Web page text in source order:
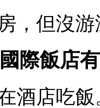
，但沒
際飯店
酒店吃飯